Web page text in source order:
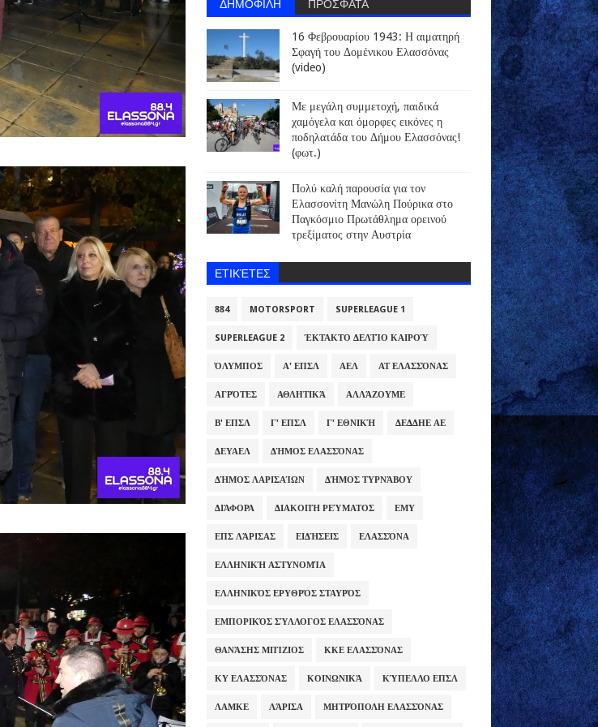
16 Φεβρουαρίου 1943: Η αιματηρή
Σφαγή του Δομένικου Ελασσόνας
(video)
Με μεγάλη συμμετοχή, παιδικά
χαμόγελα και όμορφες εικόνες η
ποδηλατάδα του Δήμου Ελασσόνας!
(φωτ.)
Πολύ καλή παρουσία για τον
Ελασσονίτη Μανώλη Πούρικα στο
Παγκόσμιο Πρωτάθλημα ορεινού
τρεξίματος στην Αυστρία
ΕΤΙΚΈΤΕΣ
884 MOTORSPORT SUPERLEAGUE 1
SUPERLEAGUE 2 ΈΚΤΑΚΤΟ ΔΕΛΤΊΟ ΚΑΙΡΟΎ
ΌΛΥΜΠΟΣ Α' ΕΠΣΛ ΑΕΛ ΑΤ ΕΛΑΣΣΌΝΑΣ
ΑΓΡΌΤΕΣ ΑΘΛΗΤΙΚΆ ΑΛΛΆΖΟΥΜΕ
Β' ΕΠΣΛ Γ' ΕΠΣΛ Γ' ΕΘΝΙΚΉ ΔΕΔΔΗΕ ΑΕ
ΔΕΥΑΕΛ ΔΉΜΟΣ ΕΛΑΣΣΌΝΑΣ
ΔΉΜΟΣ ΛΑΡΙΣΑΊΩΝ ΔΉΜΟΣ ΤΥΡΝΆΒΟΥ
ΔΙΆΦΟΡΑ ΔΙΑΚΟΠΉ ΡΕΎΜΑΤΟΣ ΕΜΥ
ΕΠΣ ΛΆΡΙΣΑΣ ΕΙΔΉΣΕΙΣ ΕΛΑΣΣΌΝΑ
ΕΛΛΗΝΙΚΉ ΑΣΤΥΝΟΜΊΑ
ΕΛΛΗΝΙΚΌΣ ΕΡΥΘΡΌΣ ΣΤΑΥΡΌΣ
ΕΜΠΟΡΙΚΌΣ ΣΎΛΛΟΓΟΣ ΕΛΑΣΣΌΝΑΣ
ΘΑΝΆΣΗΣ ΜΠΊΖΙΟΣ ΚΚΕ ΕΛΑΣΣΌΝΑΣ
ΚΥ ΕΛΑΣΣΌΝΑΣ ΚΟΙΝΩΝΙΚΆ ΚΎΠΕΛΛΟ ΕΠΣΛ
ΛΑΜΚΕ ΛΆΡΙΣΑ ΜΗΤΡΌΠΟΛΗ ΕΛΑΣΣΌΝΑΣ